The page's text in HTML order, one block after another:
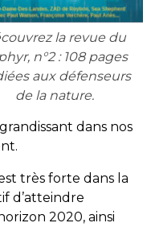
la revue du
n°2 : 108 pages
aux défenseurs
de la nature.
dans nos
très forte dans la
d’atteindre
2020, ainsi